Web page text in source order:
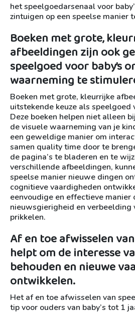
het speelgoedarsenaal voor
zintuigen op een speelse manier
Boeken met grote,
afbeeldingen zijn ook
speelgoed voor baby’s
waarneming te
Boeken met grote, kleurrijke
uitstekende keuze als speelgoed
Deze boeken helpen niet alleen
de visuele waarneming van je
een geweldige manier om
samen quality time door te
de pagina’s te bladeren en te
verschillende afbeeldingen,
speelse manier nieuwe dingen
cognitieve vaardigheden
eenvoudige en effectieve manier
nieuwsgierigheid en verbeelding
prikkelen.
Af en toe afwisselen
helpt om de interesse
behouden en nieuwe
ontwikkelen.
Het af en toe afwisselen van
tip voor ouders van baby’s tot 1